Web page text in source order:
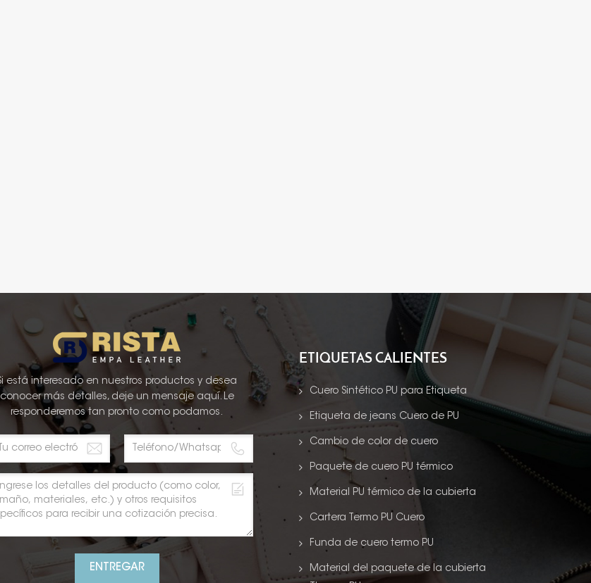
está interesado en nuestros productos y desea
conocer más detalles, deje un mensaje aquí. Le
responderemos tan pronto como podamos.
ENTREGAR
ETIQUETAS CALIENTES
Cuero Sintético PU para Etiqueta
Etiqueta de jeans Cuero de PU
Cambio de color de cuero
Paquete de cuero PU térmico
Material PU térmico de la cubierta
Cartera Termo PU Cuero
Funda de cuero termo PU
Material del paquete de la cubierta